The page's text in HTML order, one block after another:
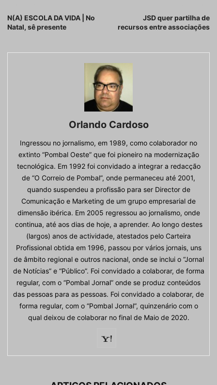
N(A) ESCOLA DA VIDA | No
Natal, sê presente
JSD quer partilha de
recursos entre associações
Orlando Cardoso
Ingressou no jornalismo, em 1989, como colaborador no
extinto “Pombal Oeste” que foi pioneiro na modernização
tecnológica. Em 1992 foi convidado a integrar a redacção
de “O Correio de Pombal”, onde permaneceu até 2001,
quando suspendeu a profissão para ser Director de
Comunicação e Marketing de um grupo empresarial de
dimensão ibérica. Em 2005 regressou ao jornalismo, onde
continua, até aos dias de hoje, a aprender. Ao longo destes
(largos) anos de actividade, atestados pelo Carteira
Profissional obtida em 1996, passou por vários jornais, uns
de âmbito regional e outros nacional, onde se inclui o “Jornal
de Notícias” e “Público”. Foi convidado a colaborar, de forma
regular, com o “Pombal Jornal” onde se produz conteúdos
das pessoas para as pessoas. Foi convidado a colaborar, de
forma regular, com o “Pombal Jornal”, quinzenário com o
qual deixou de colaborar no final de Maio de 2020.